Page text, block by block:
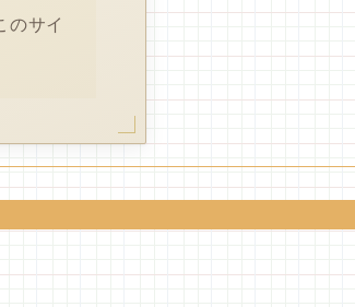
のサイ